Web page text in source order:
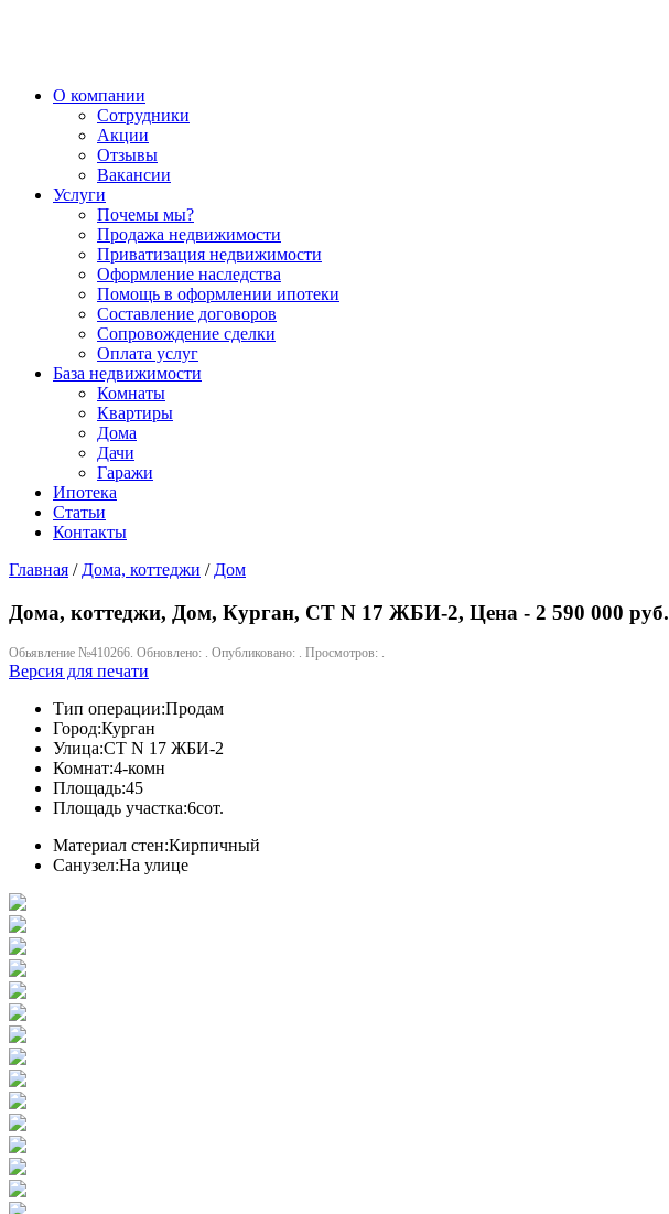
О компании
Сотрудники
Акции
Отзывы
Вакансии
Услуги
Почемы мы?
Продажа недвижимости
Приватизация недвижимости
Оформление наследства
Помощь в оформлении ипотеки
Составление договоров
Сопровождение сделки
Оплата услуг
База недвижимости
Комнаты
Квартиры
Дома
Дачи
Гаражи
Ипотека
Статьи
Контакты
Главная / Дома, коттеджи / Дом
Дома, коттеджи, Дом, Курган, СТ N 17 ЖБИ-2, Цена - 2 590 000 руб.
Обьявление №410266. Обновлено: . Опубликовано: . Просмотров: .
Версия для печати
Тип операции:Продам
Город:Курган
Улица:СТ N 17 ЖБИ-2
Комнат:4-комн
Площадь:45
Площадь участка:6сот.
Материал стен:Кирпичный
Санузел:На улице